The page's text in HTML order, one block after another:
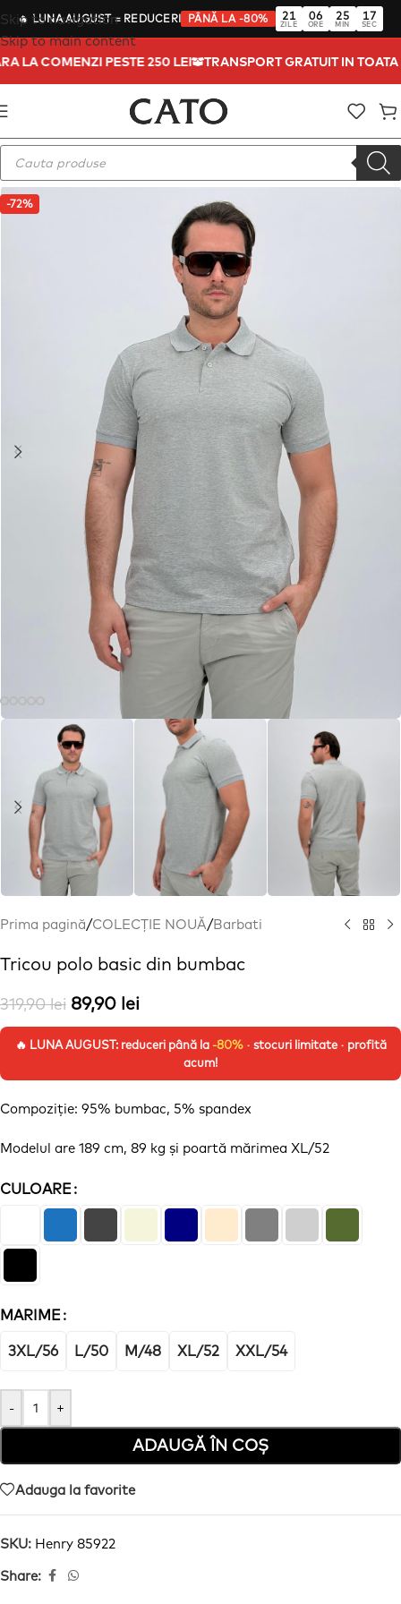
🔥 LUNA AUGUST= REDUCERI PÂNĂ LA -80% 21
ZILE
06
ORE
25
MIN
17
SEC
Skip to navigation
Skip to main content
LA COMENZI PESTE 250 LEI TRANSPORT GRATUIT IN
-72%
Prima pagină/COLECȚIE NOUĂ/Barbati
Tricou polo basic din bumbac
319,90lei 89,90 lei
🔥 LUNA AUGUST: reduceri până la -80%· stocuri limitate · profită
acum!
Compoziție: 95% bumbac, 5% spandex
Modelul are 189 cm, 89 kg și poartă mărimea XL/52
CULOARE
MARIME
3XL/56 L/50 M/48 XL/52 XXL/54
- +
ADAUGĂ ÎN COȘ
Alternative:
Adauga la favorite
SKU: Henry 85922
Share: